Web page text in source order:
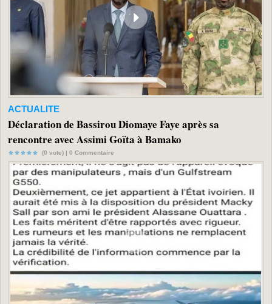
ACTUALITE
Déclaration de Bassirou Diomaye Faye après sa
rencontre avec Assimi Goïta à Bamako
(0 vote) | 0 Commentaire